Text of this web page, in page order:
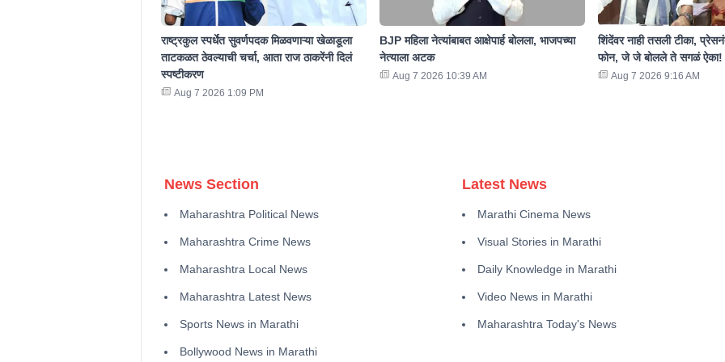
राष्ट्रकुल स्पर्धेत सुवर्णपदक मिळवणाऱ्या खेळाडूला
ताटकळत ठेवल्याची चर्चा, आता राज ठाकरेंनी दिलं
स्पष्टीकरण
Aug 7 2026 1:09 PM
BJP महिला नेत्यांबाबत आक्षेपार्ह बोलला, भाजपच्या
नेत्याला अटक
Aug 7 2026 10:39 AM
शिंदेंवर नाही तसली टीका,
फोन, जे जे बोलले ते सगळं ऐका!
Aug 7 2026 9:16 AM
News Section
Maharashtra Political News
Maharashtra Crime News
Maharashtra Local News
Maharashtra Latest News
Sports News in Marathi
Bollywood News in Marathi
Latest News
Marathi Cinema News
Visual Stories in Marathi
Daily Knowledge in Marathi
Video News in Marathi
Maharashtra Today's News